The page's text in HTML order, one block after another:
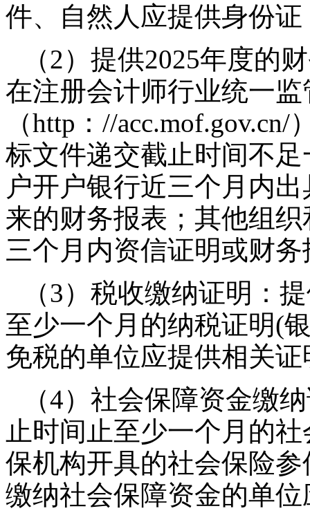
件、自然人应提供身份证
（2）提供2025年度的
在注册会计师行业统一监
（http：//
标文件递交截止时间不
户开户银行近三个月内
来的财务报表；其他组
三个月内资信证明或财
（3）税收缴纳证明：
至少一个月的纳税证明(
免税的单位应提供相关
（4）社会保障资金缴
止时间止至少一个月的
保机构开具的社会保险
缴纳社会保障资金的单